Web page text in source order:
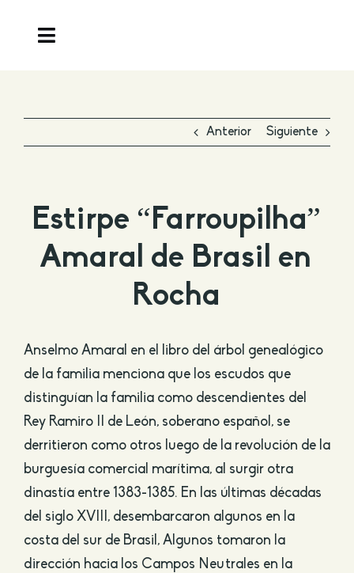
Toggle
Entrevistas
Muestras particulares
Anterior Siguiente
Estirpe “Farroupilha”
Amaral de Brasil en
Rocha
Anselmo Amaral en el libro del árbol genealógico
de la familia menciona que los escudos que
distinguían la familia como descendientes del
Rey Ramiro II de León, soberano español, se
derritieron como otros luego de la revolución de la
burguesía comercial marítima, al surgir otra
dinastía entre 1383-1385. En las últimas décadas
del siglo XVIII, desembarcaron algunos en la
costa del sur de Brasil, Algunos tomaron la
dirección hacia los Campos Neutrales en la